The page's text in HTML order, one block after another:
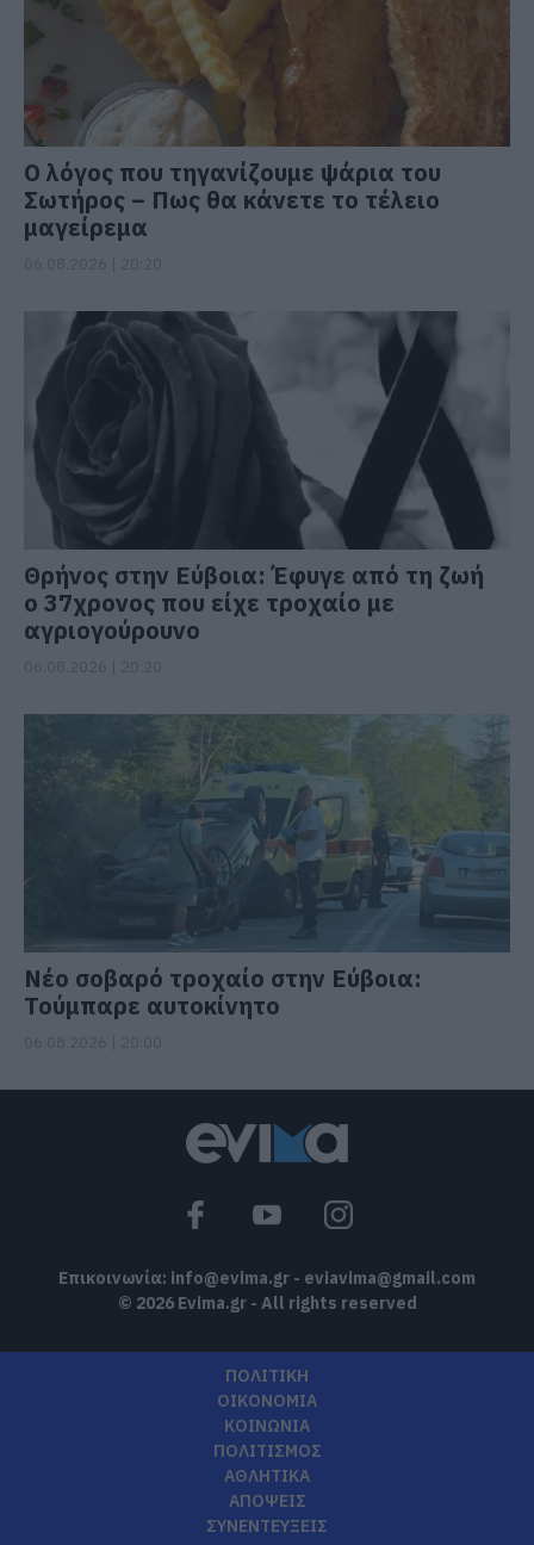
Ο λόγος που τηγανίζουμε ψάρια του
Σωτήρος – Πως θα κάνετε το τέλειο
μαγείρεμα
Θρήνος στην Εύβοια: Έφυγε από τη ζωή
ο 37χρονος που είχε τροχαίο με
αγριογούρουνο
Νέο σοβαρό τροχαίο στην Εύβοια:
Τούμπαρε αυτοκίνητο
Επικοινωνία: info@evima.gr - eviavima@gmail.com
© 2026 Evima.gr - All rights reserved
ΠΟΛΙΤΙΚΗ
ΟΙΚΟΝΟΜΙΑ
ΚΟΙΝΩΝΙΑ
ΠΟΛΙΤΙΣΜΟΣ
ΑΘΛΗΤΙΚΑ
ΑΠΟΨΕΙΣ
ΣΥΝΕΝΤΕΥΞΕΙΣ